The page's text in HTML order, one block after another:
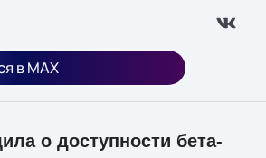
в MAX
о доступности бета-